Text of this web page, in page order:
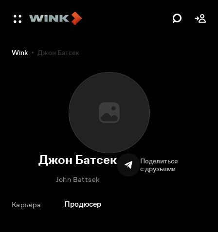
Wink Джон Батсек
Джон Батсек
John Battsek
Поделиться
с друзьями
Карьера Продюсер